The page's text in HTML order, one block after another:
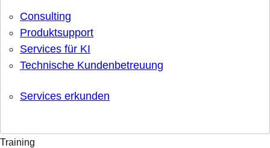
Consulting
Produktsupport
Services für KI
Technische Kundenbetreuung
Services erkunden
Training